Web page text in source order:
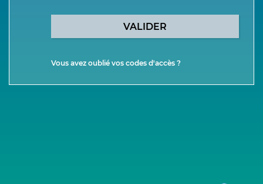
VALIDER
Vous avez oublié vos codes d'accès ?